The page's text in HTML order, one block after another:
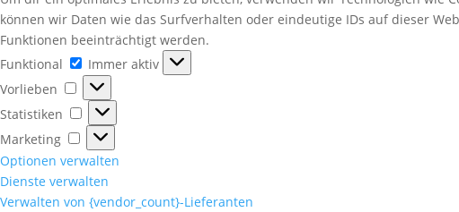
können wir Daten wie das Surfverhalten oder eindeutige IDs auf dieser
Funktionen beeinträchtigt werden.
Funktional
Funktional
Immer aktiv
Vorlieben
Vorlieben
Statistiken
Statistiken
Marketing
Marketing
Optionen verwalten
Dienste verwalten
Verwalten von {vendor_count}-Lieferanten